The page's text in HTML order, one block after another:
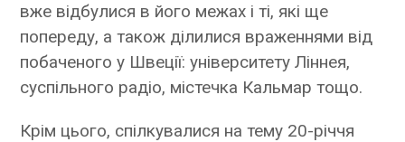
вже відбулися в його межах і ті, які ще
попереду, а також ділилися враженнями від
побаченого у Швеції: університету Ліннея,
суспільного радіо, містечка Кальмар тощо.
Крім цього, спілкувалися на тему 20-річчя